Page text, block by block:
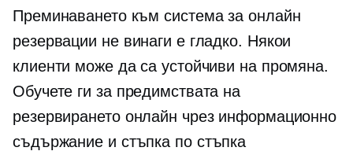
Преминаването към система за онлайн
резервации не винаги е гладко. Някои
клиенти може да са устойчиви на промяна.
Обучете ги за предимствата на
резервирането онлайн чрез информационно
съдържание и стъпка по стъпка